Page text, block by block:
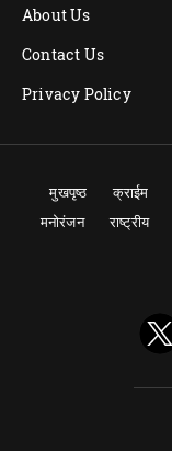
About Us
Contact Us
Privacy Policy
मुखपृष्ठ क्राईम
मनोरंजन
राष्ट्रीय